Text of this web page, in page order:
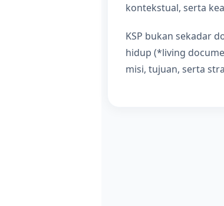
kontekstual, serta
KSP bukan sekadar
hidup (*living
misi, tujuan, serta